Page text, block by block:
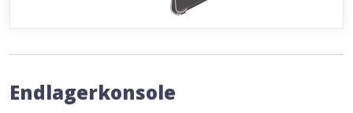
Endlagerkonsole